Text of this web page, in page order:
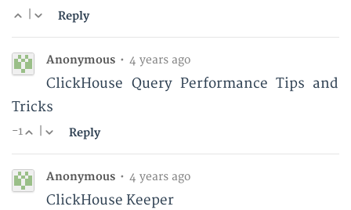
Reply
Anonymous • 4 years ago
ClickHouse Query Performance Tips and
Tricks
-1 Reply
Anonymous • 4 years ago
ClickHouse Keeper